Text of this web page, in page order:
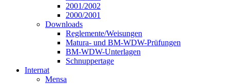
2001/2002
2000/2001
Downloads
Reglemente/Weisungen
Matura- und BM-WDW-Prüfungen
BM-WDW-Unterlagen
Schnuppertage
Internat
Mensa